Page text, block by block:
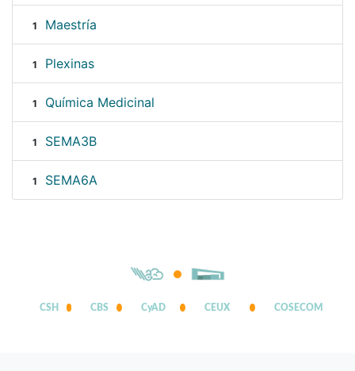
1 Maestría
1 Plexinas
1 Química Medicinal
1 SEMA3B
1 SEMA6A
CSH CBS CyAD CEUX COSECOM